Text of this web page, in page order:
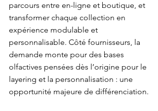
parcours entre en-ligne et boutique, et
transformer chaque collection en
expérience modulable et
personnalisable. Côté fournisseurs, la
demande monte pour des bases
olfactives pensées dès l’origine pour le
layering et la personnalisation : une
opportunité majeure de différenciation.